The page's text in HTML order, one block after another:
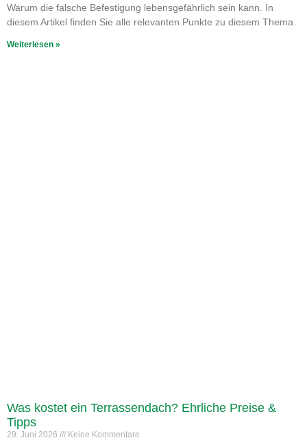
Warum die falsche Befestigung lebensgefährlich sein kann. In
diesem Artikel finden Sie alle relevanten Punkte zu diesem Thema.
Weiterlesen »
Was kostet ein Terrassendach? Ehrliche Preise &
Tipps
29. Juni 2026 Keine Kommentare